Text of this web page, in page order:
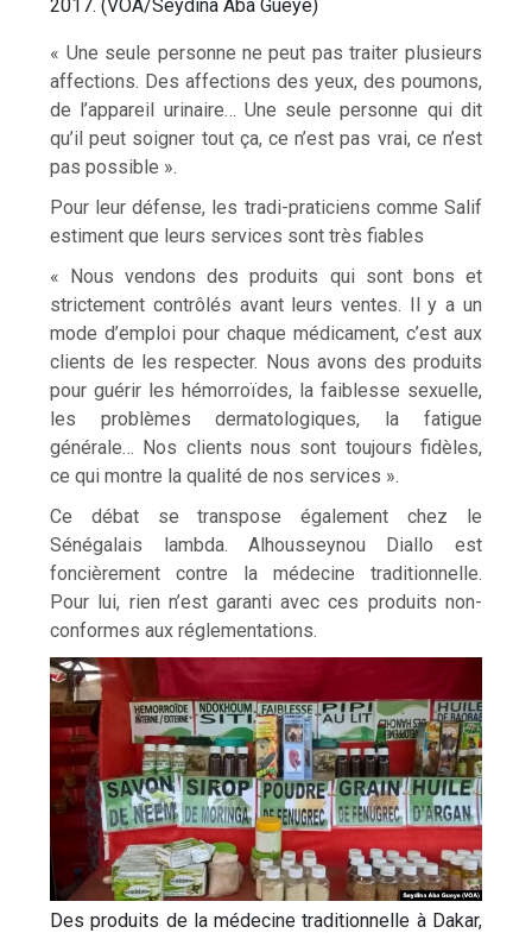
2017. (VOA/Seydina Aba Gueye)
« Une seule personne ne peut pas traiter plusieurs
affections. Des affections des yeux, des poumons,
de l’appareil urinaire… Une seule personne qui dit
qu’il peut soigner tout ça, ce n’est pas vrai, ce n’est
pas possible ».
Pour leur défense, les tradi-praticiens comme Salif
estiment que leurs services sont très fiables
« Nous vendons des produits qui sont bons et
strictement contrôlés avant leurs ventes. Il y a un
mode d’emploi pour chaque médicament, c’est aux
clients de les respecter. Nous avons des produits
pour guérir les hémorroïdes, la faiblesse sexuelle,
les problèmes dermatologiques, la fatigue
générale… Nos clients nous sont toujours fidèles,
ce qui montre la qualité de nos services ».
Ce débat se transpose également chez le
Sénégalais lambda. Alhousseynou Diallo est
foncièrement contre la médecine traditionnelle.
Pour lui, rien n’est garanti avec ces produits non-
conformes aux réglementations.
Des produits de la médecine traditionnelle à Dakar,